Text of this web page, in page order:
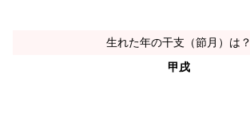
生れた年の干支（節月）は？
甲戌